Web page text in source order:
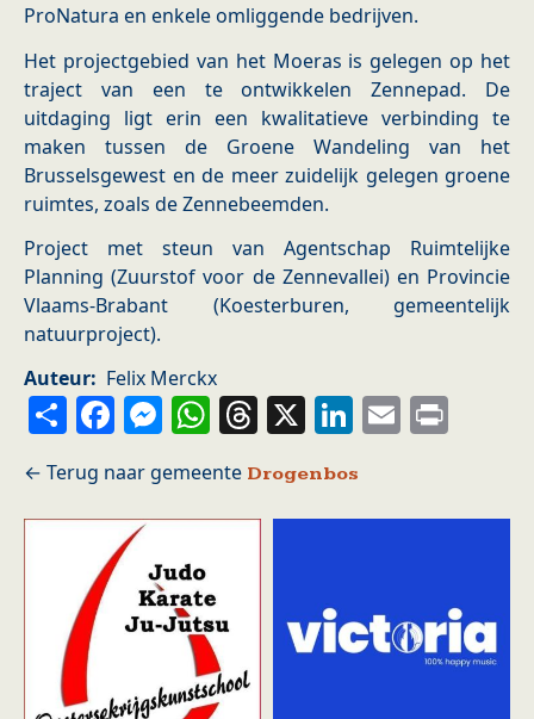
ProNatura en enkele omliggende bedrijven.
Het projectgebied van het Moeras is gelegen op het
traject van een te ontwikkelen Zennepad. De
uitdaging ligt erin een kwalitatieve verbinding te
maken tussen de Groene Wandeling van het
Brusselsgewest en de meer zuidelijk gelegen groene
ruimtes, zoals de Zennebeemden.
Project met steun van Agentschap Ruimtelijke
Planning (Zuurstof voor de Zennevallei) en Provincie
Vlaams-Brabant (Koesterburen, gemeentelijk
natuurproject).
Auteur
Felix Merckx
ShareFacebook
Messenger
WhatsApp
Threads
X LinkedIn
Email
Drogenbos